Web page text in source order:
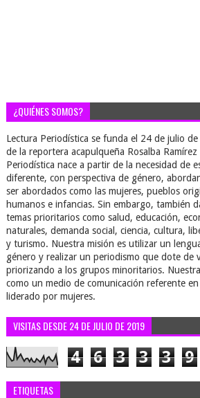
¿QUIÉNES SOMOS?
Lectura Periodística se funda el 24 de julio
de la reportera acapulqueña Rosalba
Periodística nace a partir de la necesidad de
diferente, con perspectiva de género,
ser abordados como las mujeres, pueblos
humanos e infancias. Sin embargo, también
temas prioritarios como salud, educación,
naturales, demanda social, ciencia, cultura,
y turismo. Nuestra misión es utilizar un
género y realizar un periodismo que dote de
priorizando a los grupos minoritarios.
como un medio de comunicación referente
liderado por mujeres.
VISITAS DESDE 24 DE JULIO DE 2019
4 6 3 3 3 9
ETIQUETAS